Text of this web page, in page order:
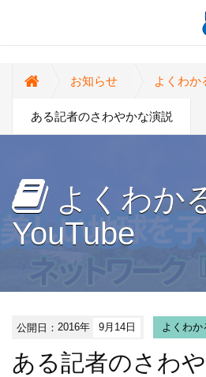
お知らせ よくわか
ある記者のさわやかな演説
よくわか
YouTube
公開日：2016年 9月14日 よくわか
ある記者のさわ